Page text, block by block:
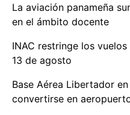
La aviación panameña
en el ámbito docente
INAC restringe los
13 de agosto
Base Aérea Libertador
convertirse en